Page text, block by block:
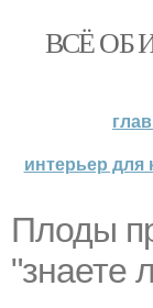
ВСЁ ОБ
интерьер для
Плоды
"знаете